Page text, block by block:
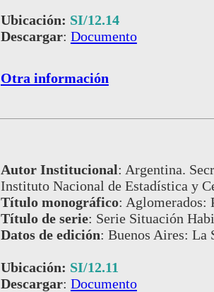
Ubicación: SI/12.14
Descargar: Documento
Otra información
Autor Institucional: Argentina.
Instituto Nacional de Estadística y
Título monográfico: Aglomerados:
Título de serie: Serie Situación
Datos de edición: Buenos Aires: La
Ubicación: SI/12.11
Descargar: Documento